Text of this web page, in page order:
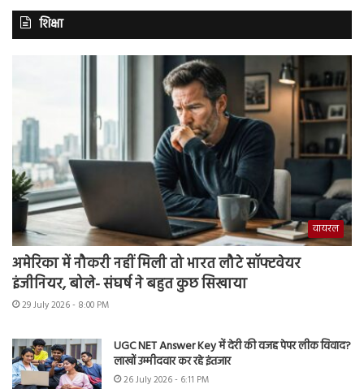
शिक्षा
वायरल
अमेरिका में नौकरी नहीं मिली तो भारत लौटे सॉफ्टवेयर
इंजीनियर, बोले- संघर्ष ने बहुत कुछ सिखाया
29 July 2026 - 8:00 PM
UGC NET Answer Key में देरी की वजह पेपर लीक विवाद?
लाखों उम्मीदवार कर रहे इंतजार
26 July 2026 - 6:11 PM